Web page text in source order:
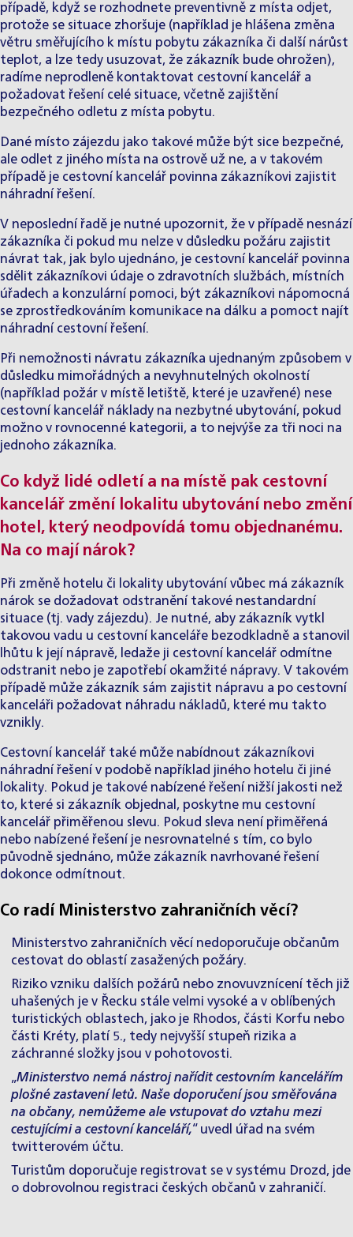
případě, když se rozhodnete preventivně z místa odjet,
protože se situace zhoršuje (například je hlášena změna
větru směřujícího k místu pobytu zákazníka či další nárůst
teplot, a lze tedy usuzovat, že zákazník bude ohrožen),
radíme neprodleně kontaktovat cestovní kancelář a
požadovat řešení celé situace, včetně zajištění
bezpečného odletu z místa pobytu.
Dané místo zájezdu jako takové může být sice bezpečné,
ale odlet z jiného místa na ostrově už ne, a v takovém
případě je cestovní kancelář povinna zákazníkovi zajistit
náhradní řešení.
V neposlední řadě je nutné upozornit, že v případě nesnází
zákazníka či pokud mu nelze v důsledku požáru zajistit
návrat tak, jak bylo ujednáno, je cestovní kancelář povinna
sdělit zákazníkovi údaje o zdravotních službách, místních
úřadech a konzulární pomoci, být zákazníkovi nápomocná
se zprostředkováním komunikace na dálku a pomoct najít
náhradní cestovní řešení.
Při nemožnosti návratu zákazníka ujednaným způsobem v
důsledku mimořádných a nevyhnutelných okolností
(například požár v místě letiště, které je uzavřené) nese
cestovní kancelář náklady na nezbytné ubytování, pokud
možno v rovnocenné kategorii, a to nejvýše za tři noci na
jednoho zákazníka.
Co když lidé odletí a na místě pak cestovní
kancelář změní lokalitu ubytování nebo změní
hotel, který neodpovídá tomu objednanému.
Na co mají nárok?
Při změně hotelu či lokality ubytování vůbec má zákazník
nárok se dožadovat odstranění takové nestandardní
situace (tj. vady zájezdu). Je nutné, aby zákazník vytkl
takovou vadu u cestovní kanceláře bezodkladně a stanovil
lhůtu k její nápravě, ledaže ji cestovní kancelář odmítne
odstranit nebo je zapotřebí okamžité nápravy. V takovém
případě může zákazník sám zajistit nápravu a po cestovní
kanceláři požadovat náhradu nákladů, které mu takto
vznikly.
Cestovní kancelář také může nabídnout zákazníkovi
náhradní řešení v podobě například jiného hotelu či jiné
lokality. Pokud je takové nabízené řešení nižší jakosti než
to, které si zákazník objednal, poskytne mu cestovní
kancelář přiměřenou slevu. Pokud sleva není přiměřená
nebo nabízené řešení je nesrovnatelné s tím, co bylo
původně sjednáno, může zákazník navrhované řešení
dokonce odmítnout.
Co radí Ministerstvo zahraničních věcí?
Ministerstvo zahraničních věcí nedoporučuje občanům
cestovat do oblastí zasažených požáry.
Riziko vzniku dalších požárů nebo znovuvznícení těch již
uhašených je v Řecku stále velmi vysoké a v oblíbených
turistických oblastech, jako je Rhodos, části Korfu nebo
části Kréty, platí 5., tedy nejvyšší stupeň rizika a
záchranné složky jsou v pohotovosti.
„Ministerstvo nemá nástroj nařídit cestovním kancelářím
plošné zastavení letů. Naše doporučení jsou směřována
na občany, nemůžeme ale vstupovat do vztahu mezi
cestujícími a cestovní kanceláří,“ uvedl úřad na svém
twitterovém účtu.
Turistům doporučuje registrovat se v systému Drozd, jde
o dobrovolnou registraci českých občanů v zahraničí.